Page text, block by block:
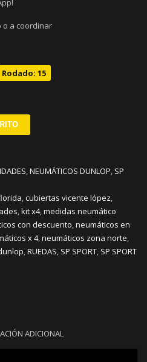
o a coordinar
Rodado: 15
,NEUMÁTICOS DUNLOP, SP
,cubiertas vicente lópez,
,kit x4,medidas neumático
con descuento,neumáticos en
x 4,neumáticos zona norte,
,RUEDAS, SP SPORT, SP SPORT
ADICIONAL